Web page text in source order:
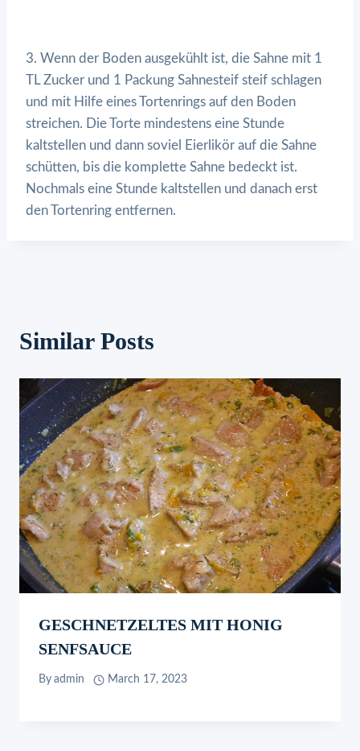
3. Wenn der Boden ausgekühlt ist, die Sahne mit 1
TL Zucker und 1 Packung Sahnesteif steif schlagen
und mit Hilfe eines Tortenrings auf den Boden
streichen. Die Torte mindestens eine Stunde
kaltstellen und dann soviel Eierlikör auf die Sahne
schütten, bis die komplette Sahne bedeckt ist.
Nochmals eine Stunde kaltstellen und danach erst
den Tortenring entfernen.
Similar Posts
GESCHNETZELTES MIT HONIG
SENFSAUCE
By admin March 17, 2023